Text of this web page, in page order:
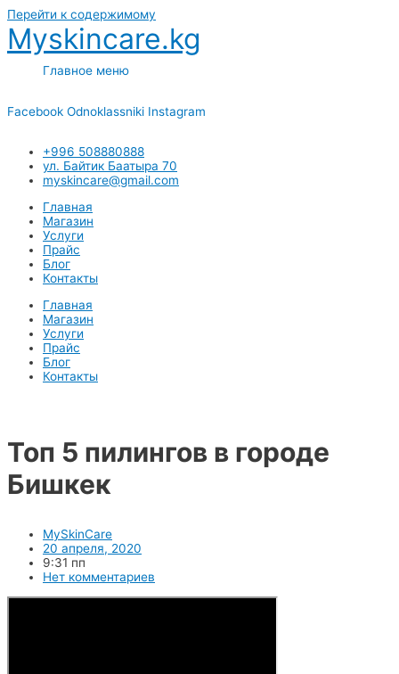
Перейти к содержимому
Myskincare.kg
Главное меню
Facebook Odnoklassniki Instagram
+996 508880888
ул. Байтик Баатыра 70
myskincare@gmail.com
Главная
Магазин
Услуги
Прайс
Блог
Контакты
Главная
Магазин
Услуги
Прайс
Блог
Контакты
Топ 5 пилингов в городе
Бишкек
MySkinCare
20 апреля, 2020
9:31 пп
Нет комментариев